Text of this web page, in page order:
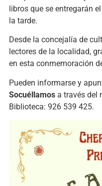
libros que se entregarán
la tarde.
Desde la concejalía de
lectores de la localidad,
en esta conmemoración
Pueden informarse y
Socuéllamos a través del
Biblioteca: 926 539 425.